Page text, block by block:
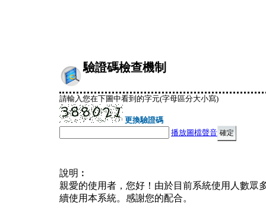
驗證碼檢查機制
請輸入您在下圖中看到的字元(字母區分大小寫)
更換驗證碼
播放圖檔聲音
說明︰
親愛的使用者，您好！由於目前系統使用人數眾
續使用本系統。感謝您的配合。